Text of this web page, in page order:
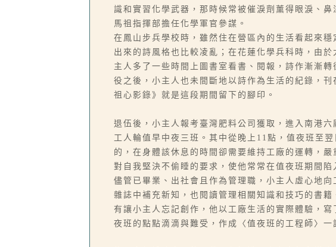
識和實習化學武器，那時候常被催淚劑薰得眼淚、鼻
馬祖指揮部擔任化學軍官參謀。
在鳳山步兵學校時，雖然住在營區內的生活看起來
出來的詩風格也比較凌亂；在花蓮化學兵科時，由
主人多了一些時間上圖書室看書、閱報，詩作漸漸轉
役之後，小主人也未間斷地以詩作為生活的紀錄，刊
祖心影錄》就是這段期間留下的腳印。
退伍後，小主人報考臺灣肥料公司獲取，進入南港
工人輪值早中夜三班。其中從晚上11點，值夜班至
的，在身體該休息的時間卻需要維持工廠的運轉，嚴
對自我堅決不偷睡的要求，使他常常在值夜班期間陷
儘管已畢業、出社會且作為管理職，小主人虛心地
雜誌中補充新知，也閱讀管理相關知識和技巧的書籍
有讓小主人忘記創作，他以工廠生活的實際體驗，寫
夜班的點點滴滴與難受，作成〈值夜班的工程師〉一